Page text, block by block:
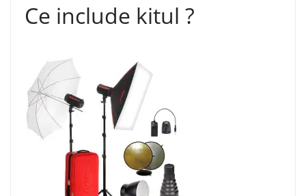
Ce include kitul ?